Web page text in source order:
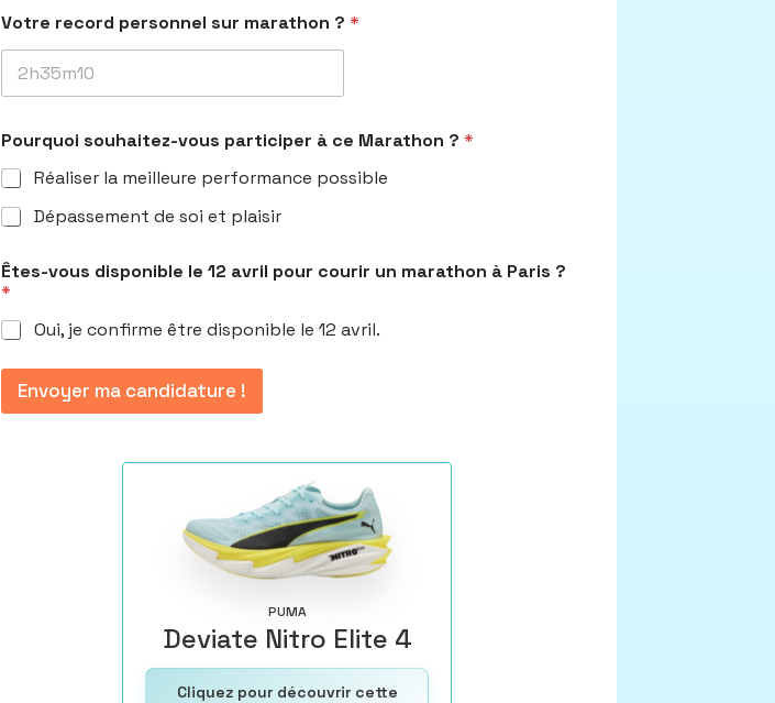
Votre record personnel sur marathon ? *
Pourquoi souhaitez-vous participer à ce Marathon ? *
Réaliser la meilleure performance possible
Dépassement de soi et plaisir
Êtes-vous disponible le 12 avril pour courir un marathon à Paris ?
*
Oui, je confirme être disponible le 12 avril.
Envoyer ma candidature !
PUMA
Deviate Nitro Elite 4
Cliquez pour découvrir cette